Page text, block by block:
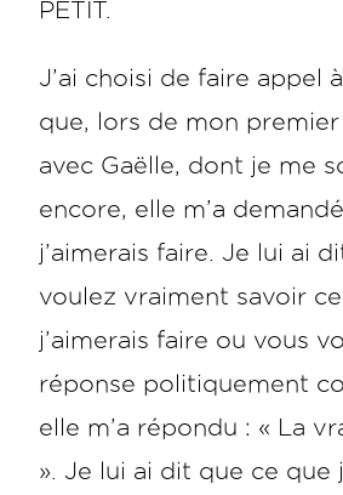
PETIT.
J’ai choisi de faire appel
que, lors de mon
avec Gaëlle, dont je me
encore, elle m’a
j’aimerais faire. Je lui ai
voulez vraiment savoir
j’aimerais faire ou vous
réponse politiquement
elle m’a répondu : « La
». Je lui ai dit que ce que